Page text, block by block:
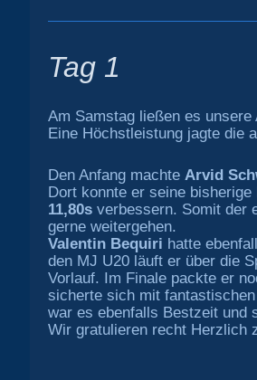
Tag 1
Am Samstag ließen es
Eine Höchstleistung jagte die
Den Anfang machte Arvid
Dort konnte er seine
11,80sverbessern. Somit der
gerne weitergehen.
Valentin Bequiri hatte
den MJ U20 läuft er über die
Vorlauf. Im Finale packte er
sicherte sich mit fantastischen
war es ebenfalls Bestzeit und
Wir gratulieren recht Herzlich